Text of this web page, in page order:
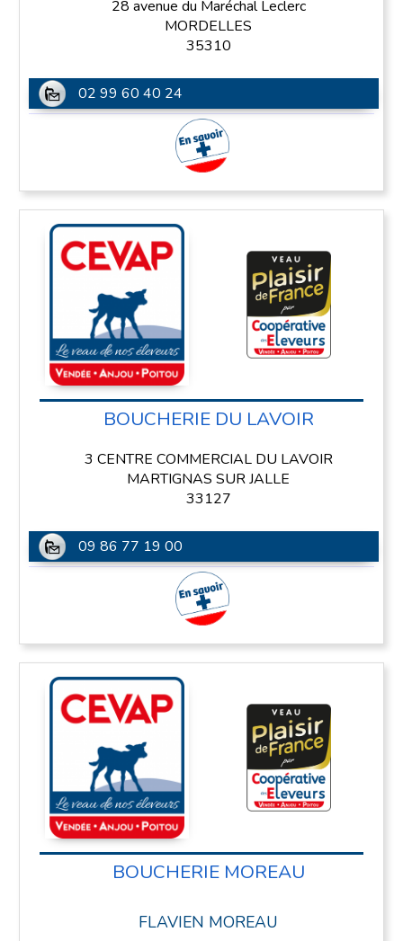
28 avenue du Maréchal Leclerc
MORDELLES
35310
02 99 60 40 24
BOUCHERIE DU LAVOIR
3 CENTRE COMMERCIAL DU LAVOIR
MARTIGNAS SUR JALLE
33127
09 86 77 19 00
BOUCHERIE MOREAU
FLAVIEN MOREAU